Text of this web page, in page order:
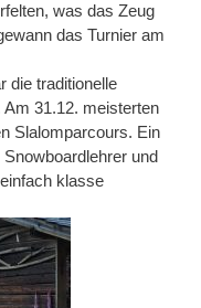
was das Zeug
das Turnier am
die traditionelle
31.12. meisterten
Slalomparcours. Ein
und
klasse